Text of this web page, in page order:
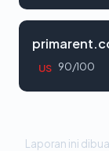
US 90/100
Laporan ini